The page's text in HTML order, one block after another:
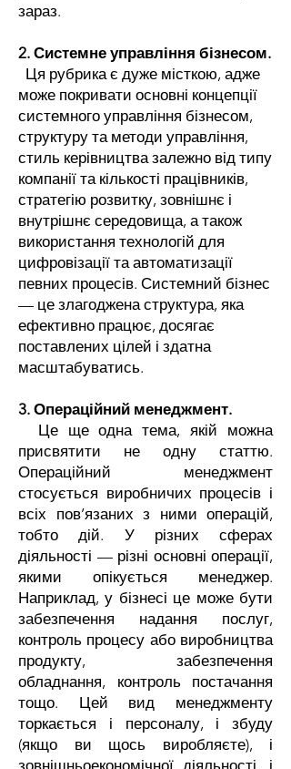
зараз.
2. Системне управління бізнесом.
Ця рубрика є дуже місткою, адже
може покривати основні концепції
системного управління бізнесом,
структуру та методи управління,
стиль керівництва залежно від типу
компанії та кількості працівників,
стратегію розвитку, зовнішнє і
внутрішнє середовища, а також
використання технологій для
цифровізації та автоматизації
певних процесів. Системний бізнес
— це злагоджена структура, яка
ефективно працює, досягає
поставлених цілей і здатна
масштабуватись.
3. Операційний менеджмент.
Це ще одна тема, якій можна
присвятити не одну статтю.
Операційний менеджмент
стосується виробничих процесів і
всіх пов’язаних з ними операцій,
тобто дій. У різних сферах
діяльності — різні основні операції,
якими опікується менеджер.
Наприклад, у бізнесі це може бути
забезпечення надання послуг,
контроль процесу або виробництва
продукту, забезпечення
обладнання, контроль постачання
тощо. Цей вид менеджменту
торкається і персоналу, і збуду
(якщо ви щось виробляєте), і
зовнішньоекономічної діяльності, і